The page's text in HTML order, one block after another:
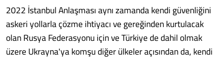
2022 İstanbul Anlaşması aynı zamanda kendi güvenliğini
askeri yollarla çözme ihtiyacı ve gereğinden kurtulacak
olan Rusya Federasyonu için ve Türkiye de dahil olmak
üzere Ukrayna'ya komşu diğer ülkeler açısından da, kendi